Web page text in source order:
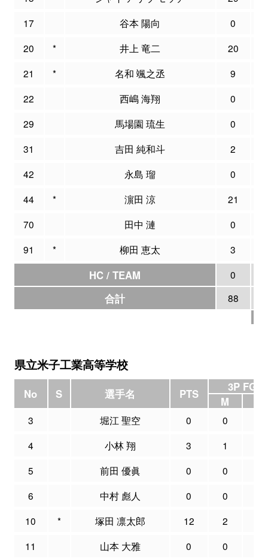
17
谷本 陽向 0
20
* 井上 竜二 20
21
* 名和 颯之丞 9
22
西嶋 海翔 0
29
馬場園 琉生 0
31
吉田 純和斗 2
42
永島 瑠 0
44
* 濵田 涼 21
70
田中 漣 0
91
* 柳田 恵太 3
HC / TEAM 0
合計 88
県立米子工業高等学校
No S 選手名 PTS
3P FG
M
3 堀江 聖空 0 0
4
小林 翔 3 1
5
前田 優眞 0 0
6
中村 彪人 0 0
10
* 塚田 凛太郎 12 2
11
山本 大雅 0 0